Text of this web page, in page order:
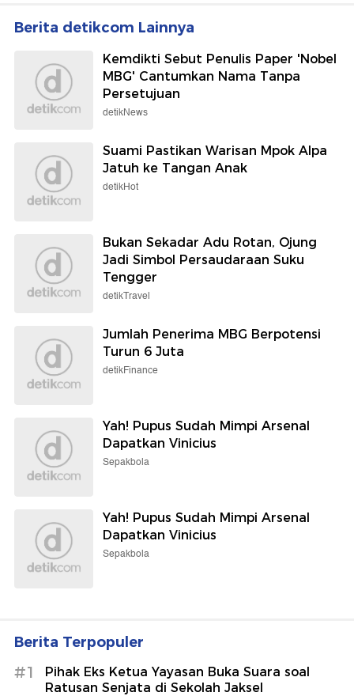
Berita detikcom Lainnya
Kemdikti Sebut Penulis Paper 'Nobel
MBG' Cantumkan Nama Tanpa
Persetujuan
detikNews
Suami Pastikan Warisan Mpok Alpa
Jatuh ke Tangan Anak
detikHot
Bukan Sekadar Adu Rotan, Ojung
Jadi Simbol Persaudaraan Suku
Tengger
detikTravel
Jumlah Penerima MBG Berpotensi
Turun 6 Juta
detikFinance
Yah! Pupus Sudah Mimpi Arsenal
Dapatkan Vinicius
Sepakbola
Yah! Pupus Sudah Mimpi Arsenal
Dapatkan Vinicius
Sepakbola
Berita Terpopuler
#1
Pihak Eks Ketua Yayasan Buka Suara soal
Ratusan Senjata di Sekolah Jaksel